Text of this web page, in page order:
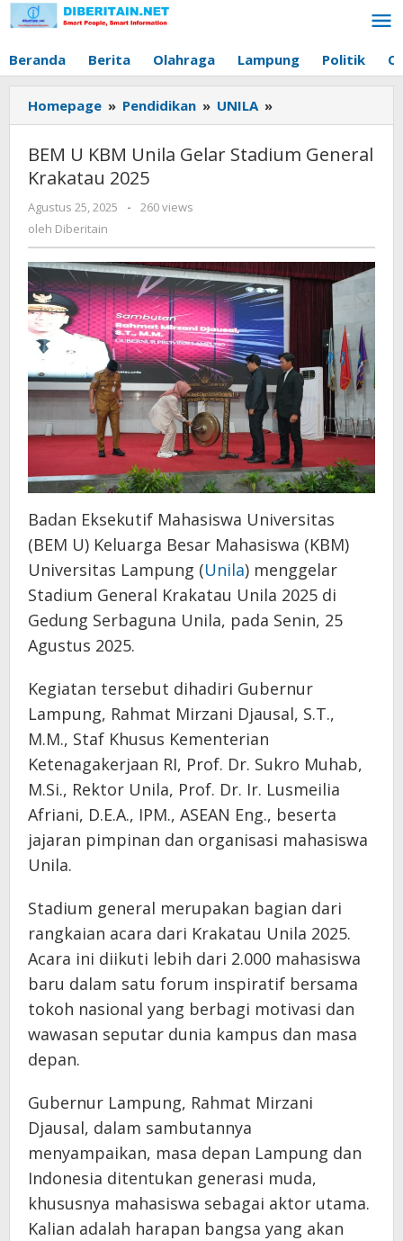
Lewati
ke
Beranda Berita Olahraga Lampung Politik
Homepage » Pendidikan » UNILA »
U
Unila
Krakatau
2025
BEM U KBM Unila Gelar Stadium General
Krakatau 2025
Agustus 25, 2025
oleh
-
260 views
oleh Diberitain
Badan Eksekutif Mahasiswa Universitas
(BEM U) Keluarga Besar Mahasiswa (KBM)
Universitas Lampung (Unila) menggelar
Stadium General Krakatau Unila 2025 di
Gedung Serbaguna Unila, pada Senin, 25
Agustus 2025.
Kegiatan tersebut dihadiri Gubernur
Lampung, Rahmat Mirzani Djausal, S.T.,
M.M., Staf Khusus Kementerian
Ketenagakerjaan RI, Prof. Dr. Sukro Muhab,
M.Si., Rektor Unila, Prof. Dr. Ir. Lusmeilia
Afriani, D.E.A., IPM., ASEAN Eng., beserta
jajaran pimpinan dan organisasi mahasiswa
Unila.
Stadium general merupakan bagian dari
rangkaian acara dari Krakatau Unila 2025.
Acara ini diikuti lebih dari 2.000 mahasiswa
baru dalam satu forum inspiratif bersama
tokoh nasional yang berbagi motivasi dan
wawasan seputar dunia kampus dan masa
depan.
Gubernur Lampung, Rahmat Mirzani
Djausal, dalam sambutannya
menyampaikan, masa depan Lampung dan
Indonesia ditentukan generasi muda,
khususnya mahasiswa sebagai aktor utama.
Kalian adalah harapan bangsa yang akan